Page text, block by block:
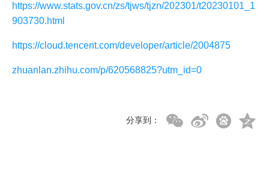
https://www.stats.gov.cn/zs/tjws/tjzn/202301/t20230101_1
903730.html
https://cloud.tencent.com/developer/article/2004875
zhuanlan.zhihu.com/p/620568825?utm_id=0
分享到：